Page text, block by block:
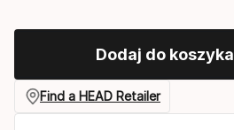
select
rozmiar
Dodaj do koszyka
Find a HEAD Retailer